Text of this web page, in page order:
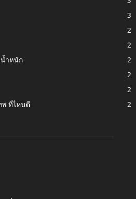
3
2
2
น้ำหนัก
2
2
2
พ ที่ไหนดี
2